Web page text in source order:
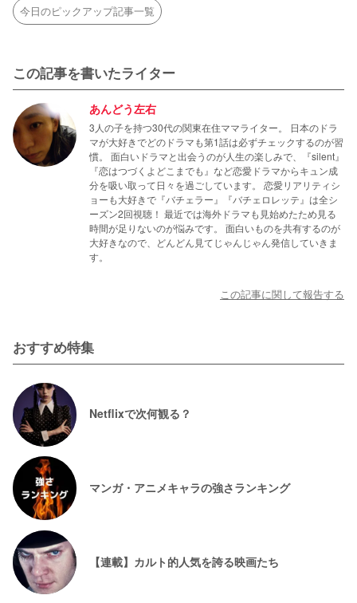
今日のピックアップ記事一覧
この記事を書いたライター
あんどう左右
3人の子を持つ30代の関東在住ママライター。 日本のドラ
マが大好きでどのドラマも第1話は必ずチェックするのが習
慣。 面白いドラマと出会うのが人生の楽しみで、『silent』
『恋はつづくよどこまでも』など恋愛ドラマからキュン成
分を吸い取って日々を過ごしています。 恋愛リアリティシ
ョーも大好きで『バチェラー』『バチェロレッテ』は全シ
ーズン2回視聴！ 最近では海外ドラマも見始めたため見る
時間が足りないのが悩みです。 面白いものを共有するのが
大好きなので、どんどん見てじゃんじゃん発信していきま
す。
この記事に関して報告する
おすすめ特集
Netflixで次何観る？
マンガ・アニメキャラの強さランキング
【連載】カルト的人気を誇る映画たち